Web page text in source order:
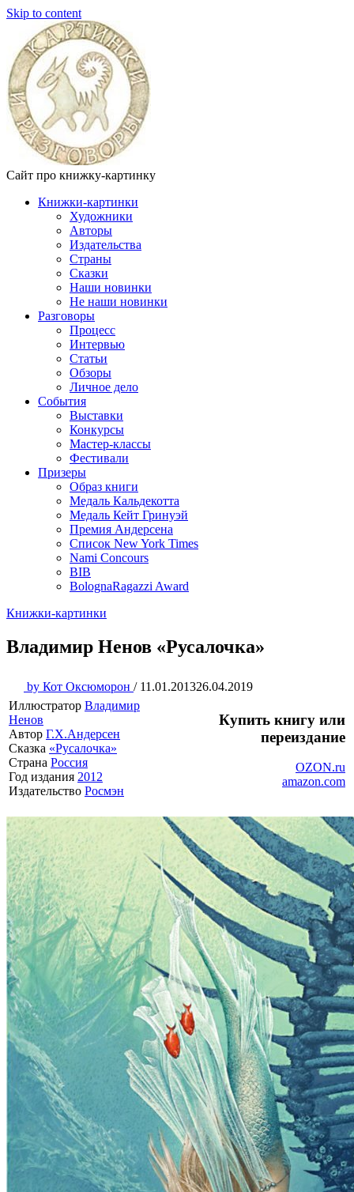
Skip to content
Сайт про книжку-картинку
Книжки-картинки
Художники
Авторы
Издательства
Страны
Сказки
Наши новинки
Не наши новинки
Разговоры
Процесс
Интервью
Статьи
Обзоры
Личное дело
События
Выставки
Конкурсы
Мастер-классы
Фестивали
Призеры
Образ книги
Медаль Кальдекотта
Медаль Кейт Гринуэй
Премия Андерсена
Список New York Times
Nami Concours
BIB
BolognaRagazzi Award
Книжки-картинки
Владимир Ненов «Русалочка»
by Кот Оксюморон / 11.01.201326.04.2019
Иллюстратор Владимир
Ненов
Автор Г.Х.Андерсен
Сказка «Русалочка»
Страна Россия
Год издания 2012
Издательство Росмэн
Купить книгу или
переиздание
OZON.ru
amazon.com